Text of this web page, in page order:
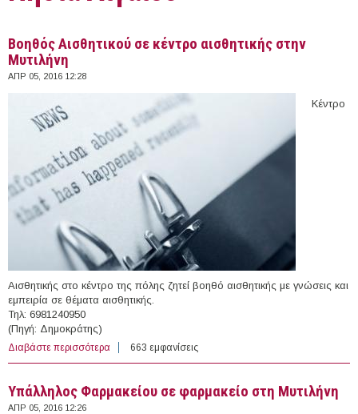
Βοηθός Αισθητικού σε κέντρο αισθητικής στην
Μυτιλήνη
ΑΠΡ 05, 2016 12:28
Κέντρο
Αισθητικής στο κέντρο της πόλης ζητεί βοηθό αισθητικής με γνώσεις και
εμπειρία σε θέματα αισθητικής.
Τηλ: 6981240950
(Πηγή: Δημοκράτης)
Διαβάστε περισσότερα για Βοηθός Αισθητικού σε κέντρο αισθητικής στην
Μυτιλήνη
663 εμφανίσεις
Υπάλληλος Φαρμακείου σε φαρμακείο στη Μυτιλήνη
ΑΠΡ 05, 2016 12:26